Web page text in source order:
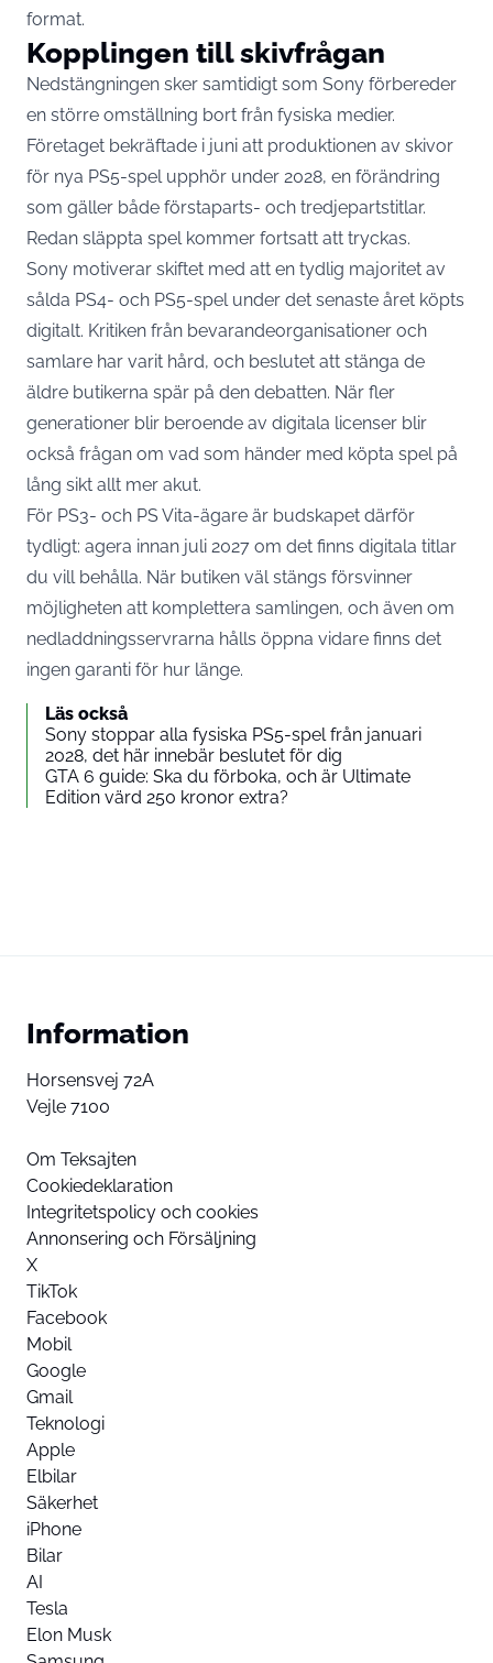
format.
Kopplingen till skivfrågan
Nedstängningen sker samtidigt som Sony förbereder
en större omställning bort från fysiska medier.
Företaget bekräftade i juni att produktionen av skivor
för nya PS5-spel upphör under 2028, en förändring
som gäller både förstaparts- och tredjepartstitlar.
Redan släppta spel kommer fortsatt att tryckas.
Sony motiverar skiftet med att en tydlig majoritet av
sålda PS4- och PS5-spel under det senaste året köpts
digitalt. Kritiken från bevarandeorganisationer och
samlare har varit hård, och beslutet att stänga de
äldre butikerna spär på den debatten. När fler
generationer blir beroende av digitala licenser blir
också frågan om vad som händer med köpta spel på
lång sikt allt mer akut.
För PS3- och PS Vita-ägare är budskapet därför
tydligt: agera innan juli 2027 om det finns digitala titlar
du vill behålla. När butiken väl stängs försvinner
möjligheten att komplettera samlingen, och även om
nedladdningsservrarna hålls öppna vidare finns det
ingen garanti för hur länge.
Läs också
Sony stoppar alla fysiska PS5-spel från januari
2028, det här innebär beslutet för dig
GTA 6 guide: Ska du förboka, och är Ultimate
Edition värd 250 kronor extra?
Information
Horsensvej 72A
Vejle 7100
Om Teksajten
Cookiedeklaration
Integritetspolicy och cookies
Annonsering och Försäljning
X
TikTok
Facebook
Mobil
Google
Gmail
Teknologi
Apple
Elbilar
Säkerhet
iPhone
Bilar
AI
Tesla
Elon Musk